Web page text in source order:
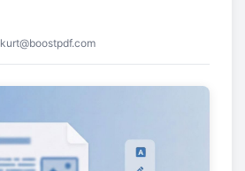
kurt@boostpdf.com